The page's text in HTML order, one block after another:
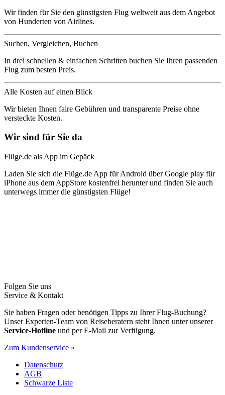
Wir finden für Sie den günstigsten Flug weltweit aus dem Angebot
von Hunderten von Airlines.
Suchen, Vergleichen, Buchen
In drei schnellen & einfachen Schritten buchen Sie Ihren passenden
Flug zum besten Preis.
Alle Kosten auf einen Blick
Wir bieten Ihnen faire Gebühren und transparente Preise ohne
versteckte Kosten.
Wir sind für Sie da
Flüge.de als App im Gepäck
Laden Sie sich die Flüge.de App für Android über Google play für
iPhone aus dem AppStore kostenfrei herunter und finden Sie auch
unterwegs immer die günstigsten Flüge!
Folgen Sie uns
Service & Kontakt
Sie haben Fragen oder benötigen Tipps zu Ihrer Flug-Buchung?
Unser Experten-Team von Reiseberatern steht Ihnen unter unserer
Service-Hotline und per E-Mail zur Verfügung.
Zum Kundenservice »
Datenschutz
AGB
Schwarze Liste